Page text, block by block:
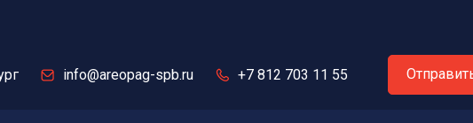
info@areopag-spb.ru +7 812 703 11 55